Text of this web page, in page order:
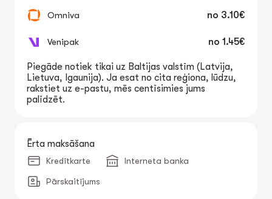
Omniva no 3.10€
Venipak no 1.45€
Piegāde notiek tikai uz Baltijas valstīm (Latvija,
Lietuva, Igaunija). Ja esat no cita reģiona, lūdzu,
rakstiet uz e-pastu, mēs centīsimies jums
palīdzēt.
Ērta maksāšana
Kredītkarte Interneta banka
Pārskaitījums